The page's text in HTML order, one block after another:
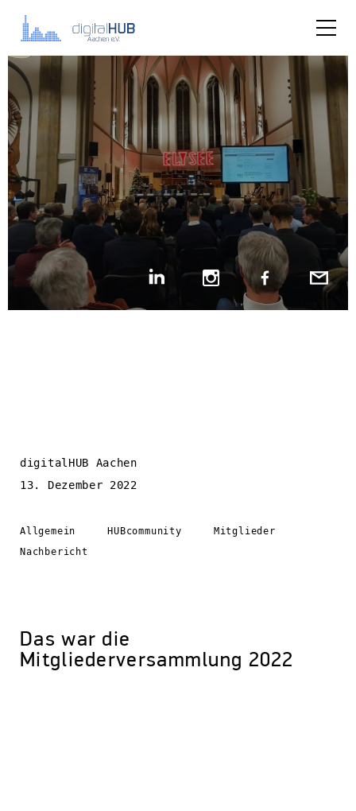
digitalHUB Aachen
13. Dezember 2022
Allgemein HUBcommunity
Mitglieder
Nachbericht
Das war die
Mitgliederversammlung 2022